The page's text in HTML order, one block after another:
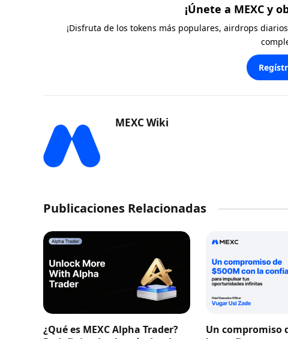
¡Únete a MEXC y
¡Disfruta de los tokens más populares, airdrops
MEXC Wiki
Publicaciones Relacionadas
¿Qué es MEXC Alpha Trader?
Un compromiso